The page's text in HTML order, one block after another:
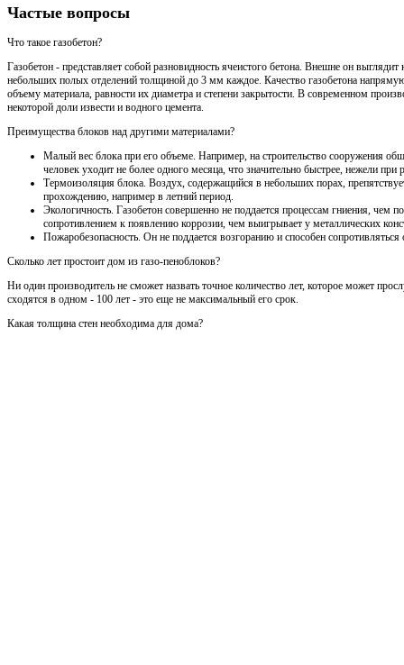
Частые вопросы
Что такое газобетон?
Газобетон - представляет собой разновидность ячеистого бетона. Внешне он
небольших полых отделений толщиной до 3 мм каждое. Качество газобетона
объему материала, равности их диаметра и степени закрытости. В современном
некоторой доли извести и водного цемента.
Преимущества блоков над другими материалами?
Малый вес блока при его объеме. Например, на строительство сооружения
человек уходит не более одного месяца, что значительно быстрее, нежели
Термоизоляция блока. Воздух, содержащийся в небольших порах,
прохождению, например в летний период.
Экологичность. Газобетон совершенно не поддается процессам гниения, чем
сопротивлением к появлению коррозии, чем выигрывает у металлических
Пожаробезопасность. Он не поддается возгоранию и способен
Сколько лет простоит дом из газо-пеноблоков?
Ни один производитель не сможет назвать точное количество лет, которое может
сходятся в одном - 100 лет - это еще не максимальный его срок.
Какая толщина стен необходима для дома?